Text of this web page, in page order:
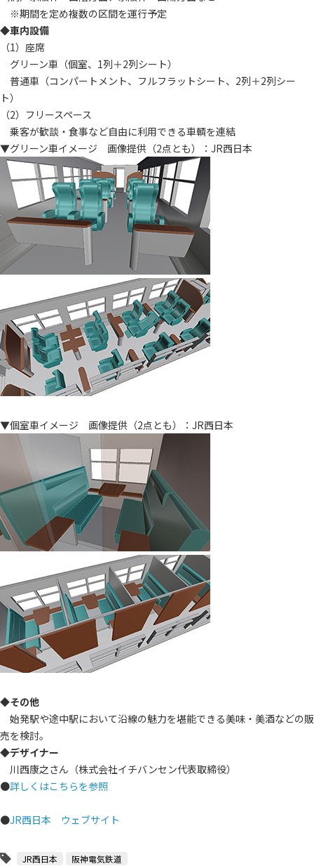
※期間を定め複数の区間を運行予定
◆車内設備
（1）座席
グリーン車（個室、1列＋2列シート）
普通車（コンパートメント、フルフラットシート、2列＋2列シー
ト）
（2）フリースペース
乗客が歓談・食事など自由に利用できる車輌を連結
▼グリーン車イメージ 画像提供（2点とも）：JR西日本
▼個室車イメージ 画像提供（2点とも）：JR西日本
◆その他
始発駅や途中駅において沿線の魅力を堪能できる美味・美酒などの販
売を検討。
◆デザイナー
川西康之さん（株式会社イチバンセン代表取締役）
●詳しくはこちらを参照
●JR西日本 ウェブサイト
JR西日本 阪神電気鉄道